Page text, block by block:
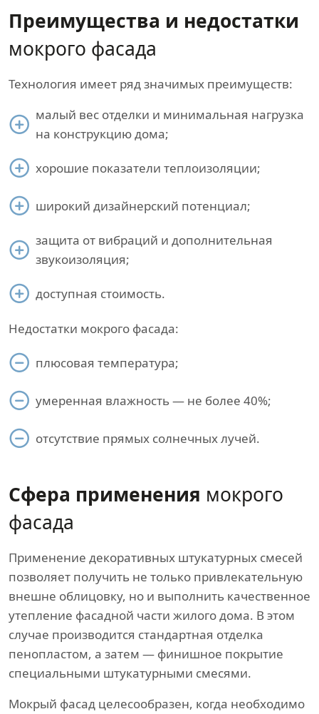
Преимущества и недостатки
мокрого фасада
Технология имеет ряд значимых преимуществ:
малый вес отделки и минимальная нагрузка
на конструкцию дома;
хорошие показатели теплоизоляции;
широкий дизайнерский потенциал;
защита от вибраций и дополнительная
звукоизоляция;
доступная стоимость.
Недостатки мокрого фасада:
плюсовая температура;
умеренная влажность — не более 40%;
отсутствие прямых солнечных лучей.
Сфера применения мокрого
фасада
Применение декоративных штукатурных смесей
позволяет получить не только привлекательную
внешне облицовку, но и выполнить качественное
утепление фасадной части жилого дома. В этом
случае производится стандартная отделка
пенопластом, а затем — финишное покрытие
специальными штукатурными смесями.
Мокрый фасад целесообразен, когда необходимо